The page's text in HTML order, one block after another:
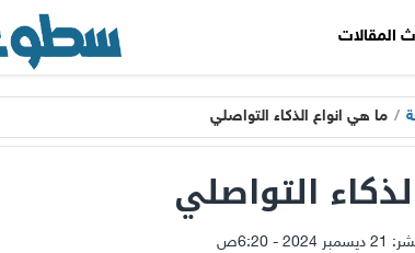
المقالات
/ ما هي انواع الذكاء التواصلي
التواصلي
21 ديسمبر 2024 - 6:20ص